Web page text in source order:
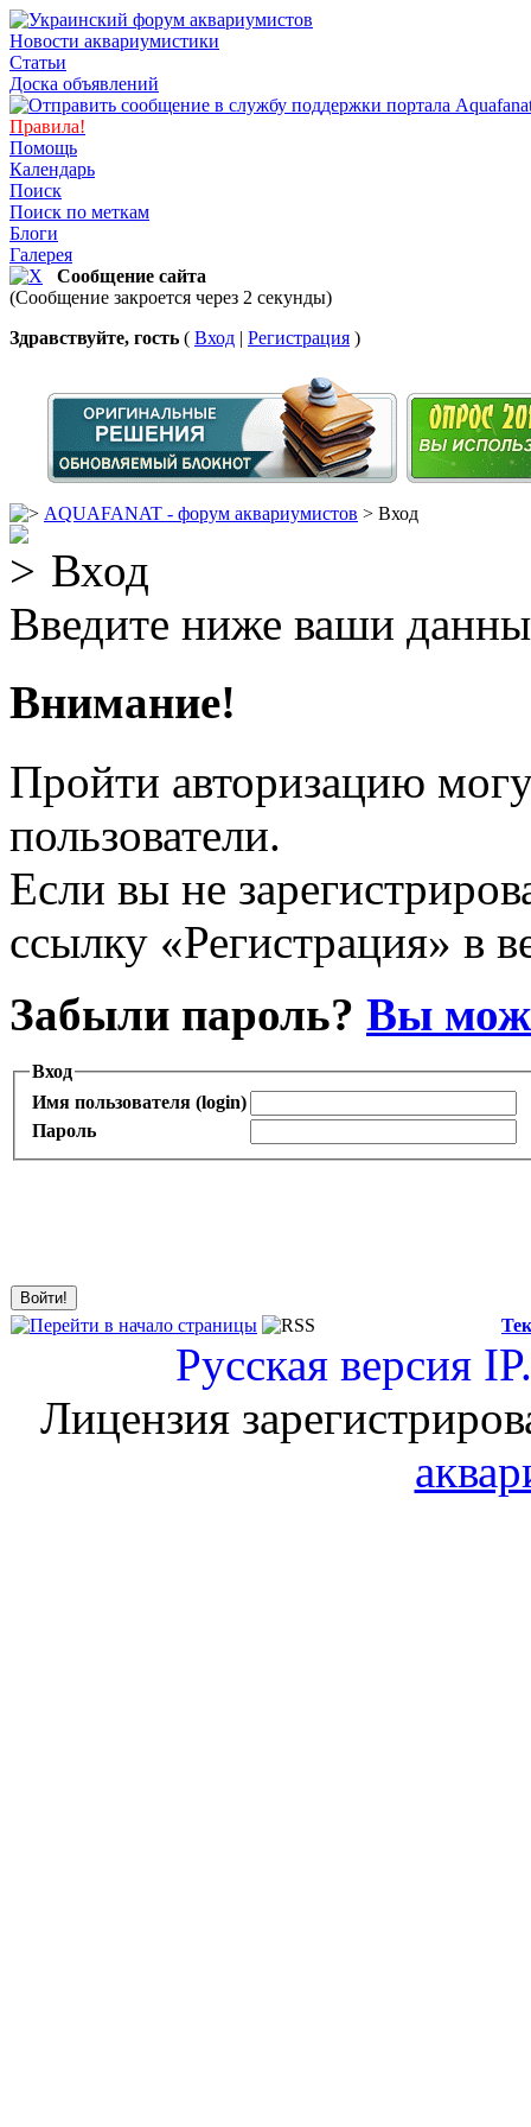
Новости аквариумистики
Статьи
Доска объявлений
Правила!
Помощь
Календарь
Поиск
Поиск по меткам
Блоги
Галерея
Сообщение сайта
(Сообщение закроется через 2 секунды)
Здравствуйте, гость ( Вход | Регистрация )
AQUAFANAT - форум аквариумистов > Вход
Вход
Введите ниже ваши
Внимание!
Пройти авторизацию
пользователи.
Если вы не
ссылку «Регистрация» в
Забыли пароль? Вы
Вход
Имя пользователя (login)
Пароль
Русская версия
Лицензия